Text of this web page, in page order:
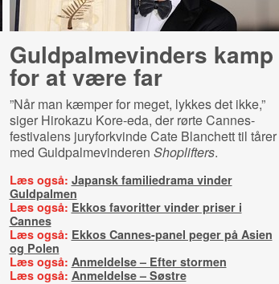
Guld­pal­me­vin­ders kamp
for at være far
”Når man kæmper for meget, lykkes det ikke,”
siger Hirokazu Kore-eda, der rørte Cannes-
festivalens juryforkvinde Cate Blanchett til tårer
med Guldpalmevinderen Shoplifters.
Læs også: Japansk familiedrama vinder
Guldpalmen
Læs også: Ekkos favoritter vinder priser i
Cannes
Læs også: Ekkos Cannes-panel peger på Asien
og Polen
Læs også: Anmeldelse – Efter stormen
Læs også: Anmeldelse – Søstre